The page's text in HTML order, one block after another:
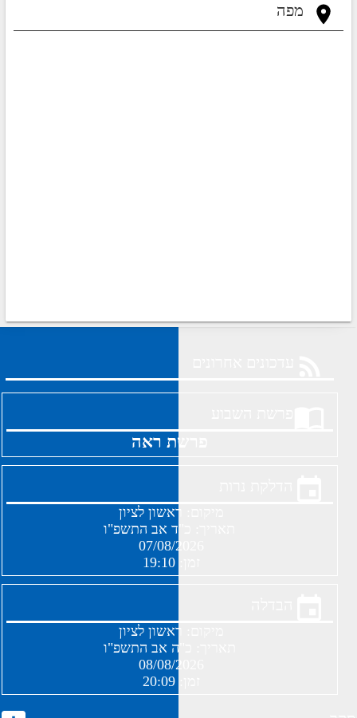
מפה
פרשת ראה
ראשון לציון
כ"ד אב התשפ"ו
07/08/2026
19:10
ראשון לציון
כ"ה אב התשפ"ו
08/08/2026
20:09